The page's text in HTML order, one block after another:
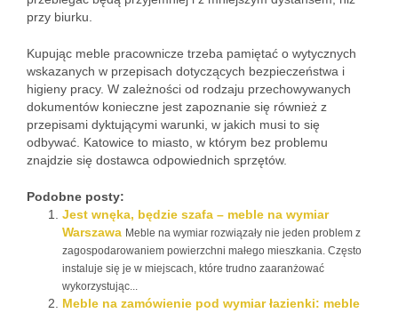
przy biurku.
Kupując meble pracownicze trzeba pamiętać o wytycznych
wskazanych w przepisach dotyczących bezpieczeństwa i
higieny pracy. W zależności od rodzaju przechowywanych
dokumentów konieczne jest zapoznanie się również z
przepisami dyktującymi warunki, w jakich musi to się
odbywać. Katowice to miasto, w którym bez problemu
znajdzie się dostawca odpowiednich sprzętów.
Podobne posty:
Jest wnęka, będzie szafa – meble na wymiar
Warszawa Meble na wymiar rozwiązały nie jeden problem z
zagospodarowaniem powierzchni małego mieszkania. Często
instaluje się je w miejscach, które trudno zaaranżować
wykorzystując...
Meble na zamówienie pod wymiar łazienki: meble